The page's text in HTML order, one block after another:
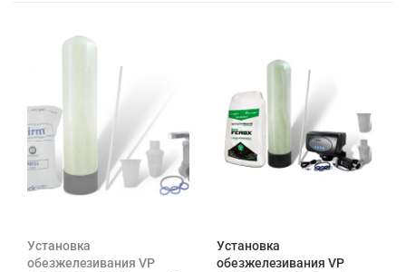
Установка
обезжелезивания VP
Установка
обезжелезивания VP